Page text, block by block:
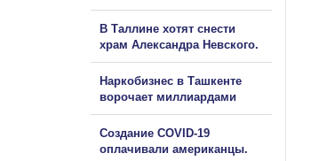
В Таллине хотят снести
храм Александра Невского.
Наркобизнес в Ташкенте
ворочает миллиардами
Создание COVID-19
оплачивали американцы.